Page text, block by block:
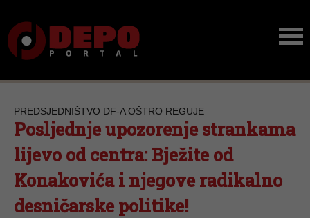
PREDSJEDNIŠTVO DF-A OŠTRO REGUJE
Posljednje upozorenje strankama
lijevo od centra: Bježite od
Konakovića i njegove radikalno
desničarske politike!